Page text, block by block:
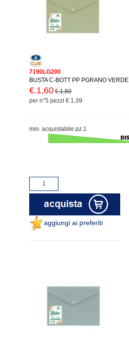
7190LG200
BUSTA C-BOTT PP PGRANO VERDE
€.1,60 €.1,60
per n°5 pezzi €.1,39
min. acquistabile pz.1
aggiungi ai preferiti